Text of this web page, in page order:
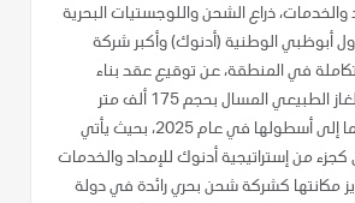
ذراع الشحن واللوجستيات البحرية
أبوظبي الوطنية (أدنوك) وأكبر شركة
في المنطقة، عن توقيع عقد بناء
سفينتين جديدتين للغاز الطبيعي المسال بحجم 175 ألف متر
مكعب، على أن تنضما إلى أسطولها في عام 2025، بحيث يأتي
من إستراتيجية أدنوك للإمداد والخدمات
مكانتها كشركة شحن بحري رائدة في دولة